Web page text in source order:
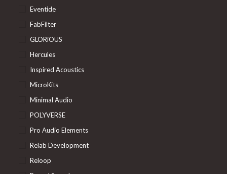
Eventide
FabFilter
GLORiOUS
Hercules
Inspired Acoustics
MicroKits
Minimal Audio
POLYVERSE
Pro Audio Elements
Relab Development
Reloop